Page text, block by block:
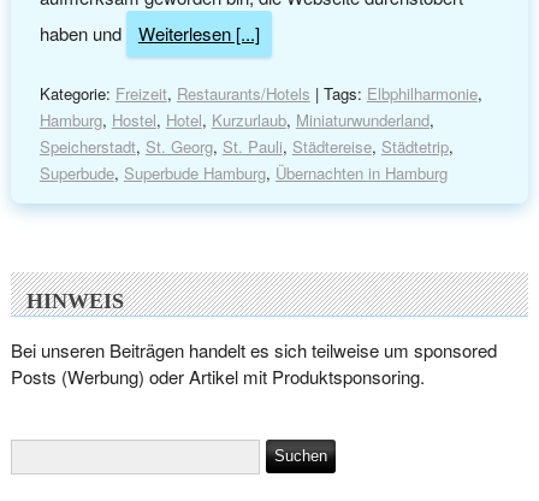
haben und
Weiterlesen [...]
Kategorie: Freizeit, Restaurants/Hotels | Tags: Elbphilharmonie,
Hamburg, Hostel, Hotel, Kurzurlaub, Miniaturwunderland,
Speicherstadt, St. Georg, St. Pauli, Städtereise, Städtetrip,
Superbude, Superbude Hamburg, Übernachten in Hamburg
HINWEIS
Bei unseren Beiträgen handelt es sich teilweise um sponsored
Posts (Werbung) oder Artikel mit Produktsponsoring.